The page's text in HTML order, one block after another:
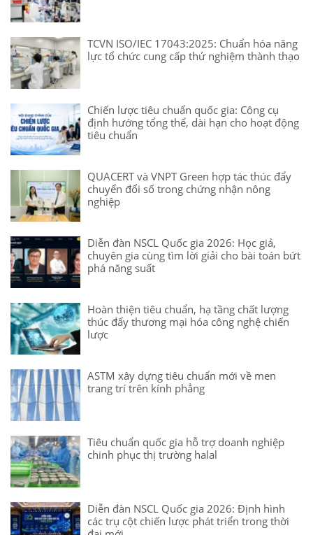
TCVN ISO/IEC 17043:2025: Chuẩn hóa năng
lực tổ chức cung cấp thử nghiệm thành thạo
Chiến lược tiêu chuẩn quốc gia: Công cụ
định hướng tổng thể, dài hạn cho hoạt động
tiêu chuẩn
QUACERT và VNPT Green hợp tác thúc đẩy
chuyển đổi số trong chứng nhận nông
nghiệp
Diễn đàn NSCL Quốc gia 2026: Học giả,
chuyên gia cùng tìm lời giải cho bài toán bứt
phá năng suất
Hoàn thiện tiêu chuẩn, hạ tầng chất lượng
thúc đẩy thương mại hóa công nghệ chiến
lược
ASTM xây dựng tiêu chuẩn mới về men
trang trí trên kính phẳng
Tiêu chuẩn quốc gia hỗ trợ doanh nghiệp
chinh phục thị trường halal
Diễn đàn NSCL Quốc gia 2026: Định hình
các trụ cột chiến lược phát triển trong thời